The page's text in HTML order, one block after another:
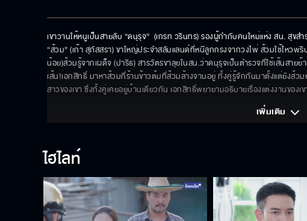
เขาวานให้หนูเป็นสายลับ “ดนุรุจ”  (เกรท วรินทร) รองผู้กำกับคนใหม่แห่ง สน. สุ
“ส้วม” (เก้า สุภัสสรา) ขาใหญ่ประจำสลัมแลนด์ที่หนีลูกกรงจากวงไพ่ ส้วมใช้ไหว
น้อย)ส้วมรู้จากเผด็จ (ปาริธ) สารวัตรขาลุยในสน.ว่าดนุรุจเป็นตำรวจที่ใช้เส้นสา
เส้น!เอกสิทธิ์ มาหาส้วมที่ร้านข้าวต้มที่ส้วมล้างจานอยู่ ทั้งคู่รู้จักกันมาตั้งแต่ยังส้วม
สาวของเขา ซึ่งทั้งคู่เคยอยู่บ้านเดียวกัน เอกสิทธิ์พยายามอธิบายเรื่องแต่งงานขอ
เพิ่มเติม
ไฮไลท์